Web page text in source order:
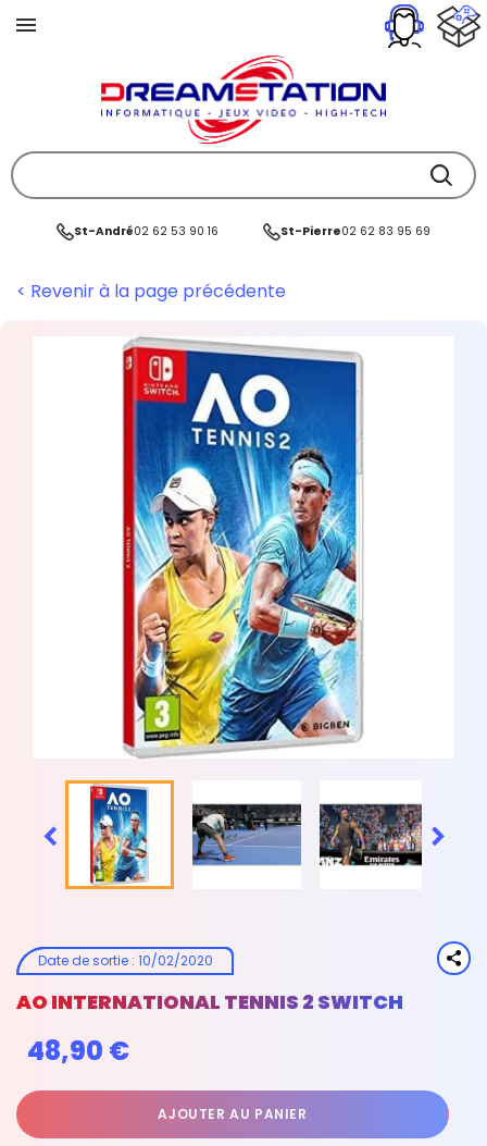
St-André02 62 53 90 16 St-Pierre02 62 83 95 69
< Revenir à la page précédente
 
Date de sortie: 10/02/2020
AO INTERNATIONAL TENNIS 2 SWITCH
48,90 €
AJOUTER AU PANIER